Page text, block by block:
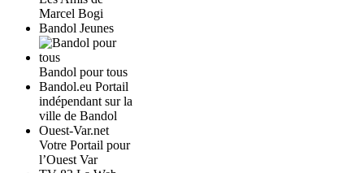
Marcel Bogi
Bandol Jeunes
Bandol pour tous
Bandol.eu Portail
indépendant sur la
ville de Bandol
Ouest-Var.net
Votre Portail pour
l’Ouest Var